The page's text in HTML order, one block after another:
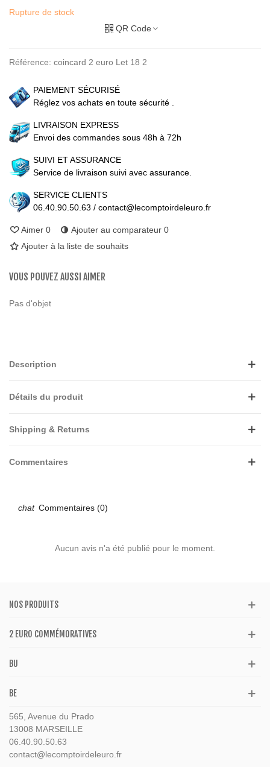
Rupture de stock
QR Code
Référence: coincard 2 euro Let 18 2
PAIEMENT SÉCURISÉ
Réglez vos achats en toute sécurité .
LIVRAISON EXPRESS
Envoi des commandes sous 48h à 72h
SUIVI ET ASSURANCE
Service de livraison suivi avec assurance.
SERVICE CLIENTS
06.40.90.50.63 / contact@lecomptoirdeleuro.fr
Aimer 0 Ajouter au comparateur 0
Ajouter à la liste de souhaits
VOUS POUVEZ AUSSI AIMER
Pas d'objet
Description
Détails du produit
Shipping & Returns
Commentaires
Commentaires (0)
Aucun avis n'a été publié pour le moment.
NOS PRODUITS
2 EURO COMMÉMORATIVES
BU
BE
565, Avenue du Prado
13008 MARSEILLE
06.40.90.50.63
contact@lecomptoirdeleuro.fr